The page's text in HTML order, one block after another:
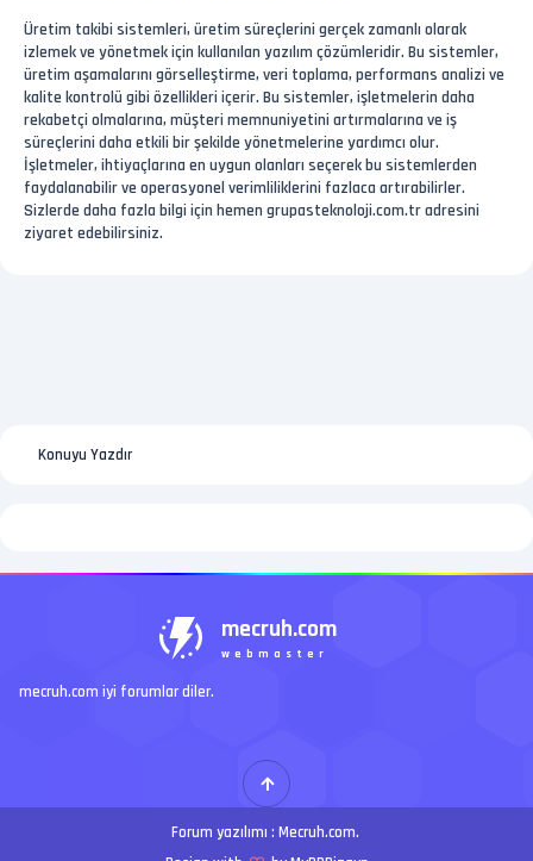
Üretim takibi sistemleri, üretim süreçlerini gerçek zamanlı olarak
izlemek ve yönetmek için kullanılan yazılım çözümleridir. Bu sistemler,
üretim aşamalarını görselleştirme, veri toplama, performans analizi ve
kalite kontrolü gibi özellikleri içerir. Bu sistemler, işletmelerin daha
rekabetçi olmalarına, müşteri memnuniyetini artırmalarına ve iş
süreçlerini daha etkili bir şekilde yönetmelerine yardımcı olur.
İşletmeler, ihtiyaçlarına en uygun olanları seçerek bu sistemlerden
faydalanabilir ve operasyonel verimliliklerini fazlaca artırabilirler.
Sizlerde daha fazla bilgi için hemen grupasteknoloji.com.tr adresini
ziyaret edebilirsiniz.
Konuyu Yazdır
mecruh.com
webmaster
mecruh.com iyi forumlar diler.
Forum yazılımı : Mecruh.com.